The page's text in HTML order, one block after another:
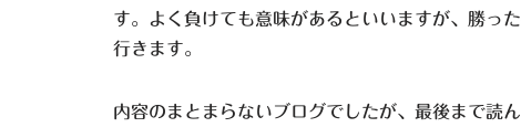
す。よく負けても意味があるといいますが、勝っ
行きます。
内容のまとまらないブログでしたが、最後まで読